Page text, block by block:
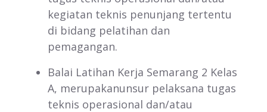
kegiatan teknis penunjang tertentu
di bidang pelatihan dan
pemagangan.
Balai Latihan Kerja Semarang 2 Kelas
A, merupakanunsur pelaksana tugas
teknis operasional dan/atau